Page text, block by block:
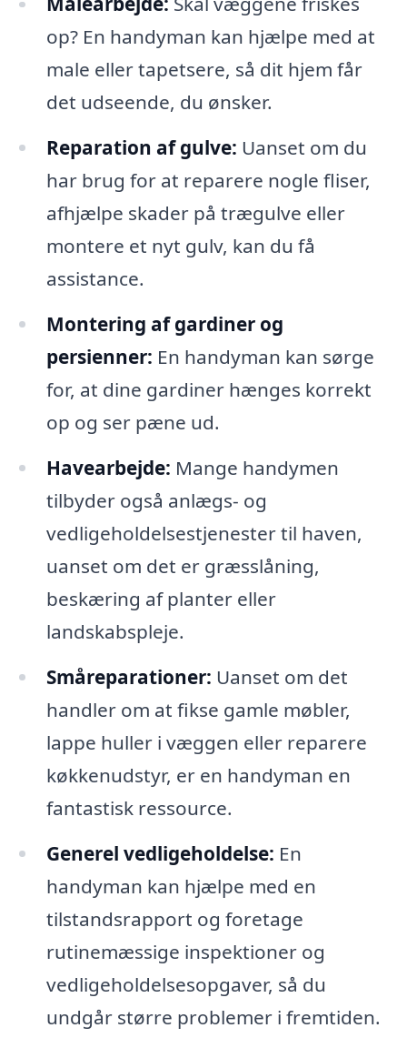
op? En handyman kan hjælpe med at
male eller tapetsere, så dit hjem får
det udseende, du ønsker.
Reparation af gulve: Uanset om du
har brug for at reparere nogle fliser,
afhjælpe skader på trægulve eller
montere et nyt gulv, kan du få
assistance.
Montering af gardiner og
persienner: En handyman kan sørge
for, at dine gardiner hænges korrekt
op og ser pæne ud.
Havearbejde: Mange handymen
tilbyder også anlægs- og
vedligeholdelsestjenester til haven,
uanset om det er græsslåning,
beskæring af planter eller
landskabspleje.
Småreparationer: Uanset om det
handler om at fikse gamle møbler,
lappe huller i væggen eller reparere
køkkenudstyr, er en handyman en
fantastisk ressource.
Generel vedligeholdelse: En
handyman kan hjælpe med en
tilstandsrapport og foretage
rutinemæssige inspektioner og
vedligeholdelsesopgaver, så du
undgår større problemer i fremtiden.